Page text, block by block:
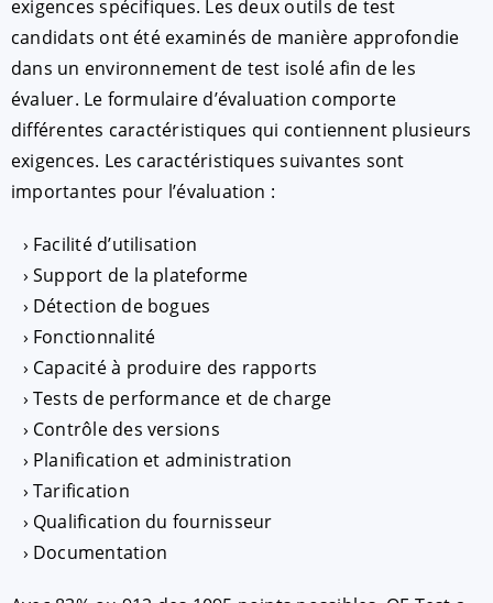
exigences spécifiques. Les deux outils de test
candidats ont été examinés de manière approfondie
dans un environnement de test isolé afin de les
évaluer. Le formulaire d’évaluation comporte
différentes caractéristiques qui contiennent plusieurs
exigences. Les caractéristiques suivantes sont
importantes pour l’évaluation :
Facilité d’utilisation
Support de la plateforme
Détection de bogues
Fonctionnalité
Capacité à produire des rapports
Tests de performance et de charge
Contrôle des versions
Planification et administration
Tarification
Qualification du fournisseur
Documentation